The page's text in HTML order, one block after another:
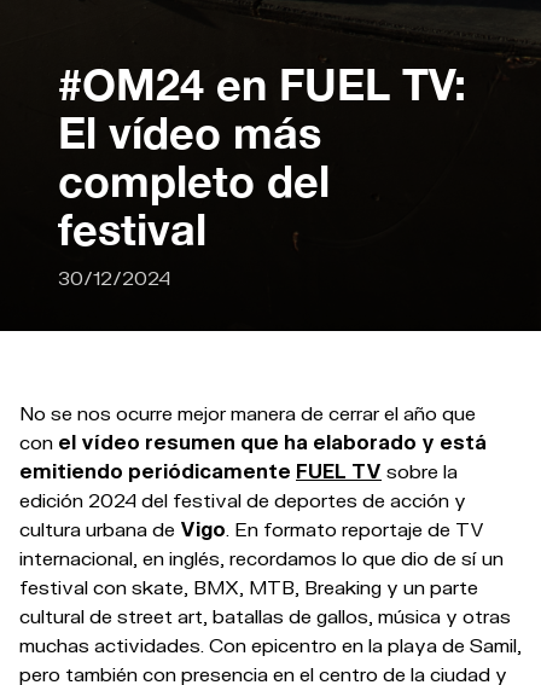
#OM24 en FUEL TV:
El vídeo más
completo del
festival
30/12/2024
No se nos ocurre mejor manera de cerrar el año que
con el vídeo resumen que ha elaborado y está
emitiendo periódicamente FUEL TV sobre la
edición 2024 del festival de deportes de acción y
cultura urbana de Vigo . En formato reportaje de TV
internacional, en inglés, recordamos lo que dio de sí un
festival con skate, BMX, MTB, Breaking y un parte
cultural de street art, batallas de gallos, música y otras
muchas actividades. Con epicentro en la playa de Samil,
pero también con presencia en el centro de la ciudad y